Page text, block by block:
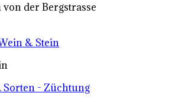
der Bergstrasse
& Stein
Sorten - Züchtung